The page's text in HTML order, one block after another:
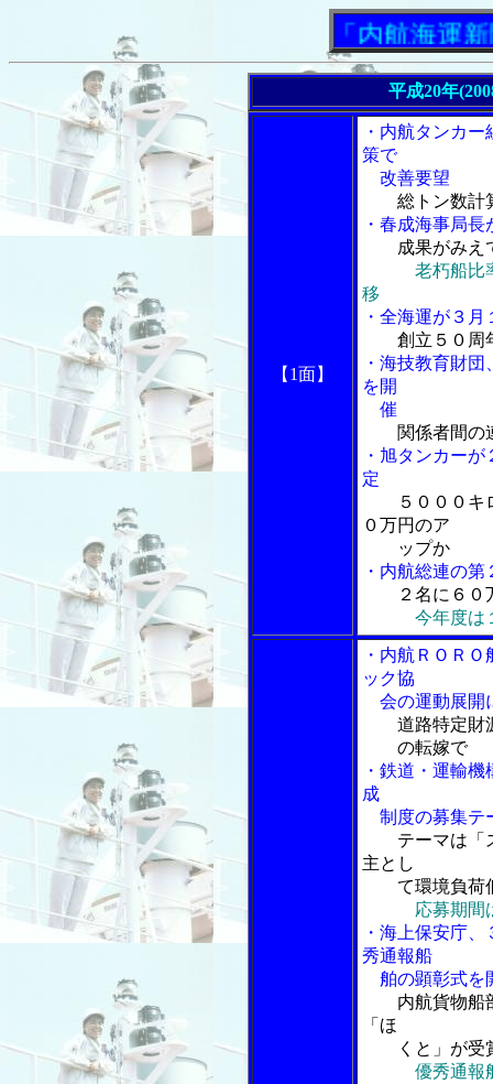
「内航海運新聞」
平成20年
【1面】
・内航タンカ
策で
改善要望
総トン数計
・春成海事局
成果がみえ
老朽船比
移
・全海運が３
創立５０周
・海技教育財
を開
催
関係者間の
・旭タンカー
定
５０００
０万円のア
ップか
・内航総連の
２名に６０
今年度は
・内航ＲＯＲ
ック協
会の運動展開
道路特定財
の転嫁で
・鉄道・運輸
成
制度の募集テ
テーマは「
主とし
て環境負荷低
応募期間
・海上保安庁
秀通報船
舶の顕彰式を
内航貨物船
「ほ
くと」が受
優秀通報